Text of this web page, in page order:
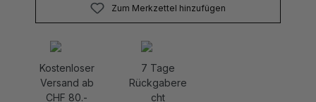
Kostenloser
Versand ab
CHF 80.-
7 Tage
Rückgabere
cht